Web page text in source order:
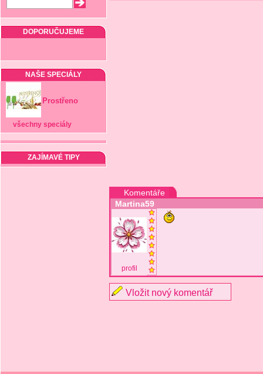
DOPORUČUJEME
NAŠE SPECIÁLY
Prostřeno
všechny speciály
ZAJÍMAVÉ TIPY
Komentáře
Martina59
profil
Vložit nový komentář